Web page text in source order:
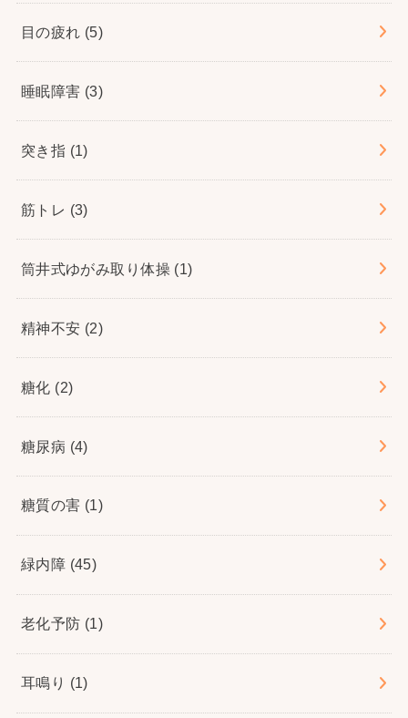
目の疲れ (5)
睡眠障害 (3)
突き指 (1)
筋トレ (3)
筒井式ゆがみ取り体操 (1)
精神不安 (2)
糖化 (2)
糖尿病 (4)
糖質の害 (1)
緑内障 (45)
老化予防 (1)
耳鳴り (1)